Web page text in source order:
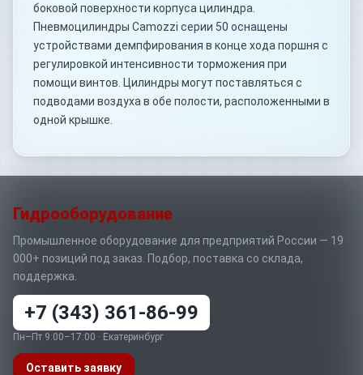
боковой поверхности корпуса цилиндра.
Пневмоцилиндры Camozzi серии 50 оснащены
устройствами демпфирования в конце хода поршня с
регулировкой интенсивности торможения при
помощи винтов. Цилиндры могут поставляться с
подводами воздуха в обе полости, расположенными в
одной крышке.
Гидрооборудование
Промышленное оборудование для предприятий России — 19
000+ позиций под заказ. Подбор, поставка со склада,
поддержка.
+7 (343) 361-86-99
Пн–Пт 9:00–17:00 · Екатеринбург
Оставить заявку